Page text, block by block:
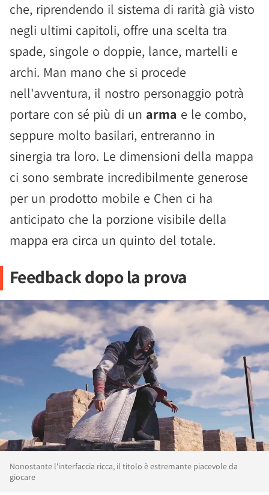
che, riprendendo il sistema di rarità già visto
negli ultimi capitoli, offre una scelta tra
spade, singole o doppie, lance, martelli e
archi. Man mano che si procede
nell'avventura, il nostro personaggio potrà
portare con sé più di un arma e le combo,
seppure molto basilari, entreranno in
sinergia tra loro. Le dimensioni della mappa
ci sono sembrate incredibilmente generose
per un prodotto mobile e Chen ci ha
anticipato che la porzione visibile della
mappa era circa un quinto del totale.
Feedback dopo la prova
Nonostante l'interfaccia ricca, il titolo è estremante piacevole da
giocare